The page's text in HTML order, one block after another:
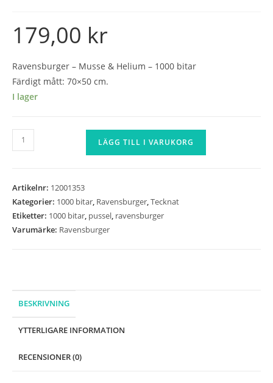
179,00 kr
Ravensburger – Musse & Helium – 1000 bitar
Färdigt mått: 70×50 cm.
I lager
Ravensburger
-
Helium
-
1000
LÄGG TILL I VARUKORG
Artikelnr: 12001353
Kategorier: 1000 bitar, Ravensburger,Tecknat
Etiketter: 1000 bitar, pussel, ravensburger
Varumärke: Ravensburger
BESKRIVNING
YTTERLIGARE INFORMATION
RECENSIONER (0)